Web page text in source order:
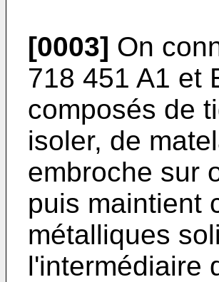
[0003] On
718 451 A1 et
composés de
isoler, de
embroche sur
puis maintient
métalliques
l'intermédiaire